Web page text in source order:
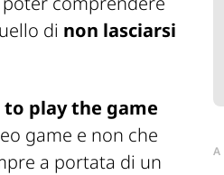
di non lasciarsi
play the game
game e non che
a portata di un